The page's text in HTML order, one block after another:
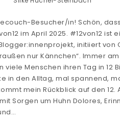
Besucher/in! Schön,
im April 2025. #12von12 ist
initiiert von
nur Kännchen“. Immer am
viele Menschen ihren Tag in 12
in den Alltag, mal spannend,
mein Rückblick auf den 12.
Sorgen um Huhn Dolores,